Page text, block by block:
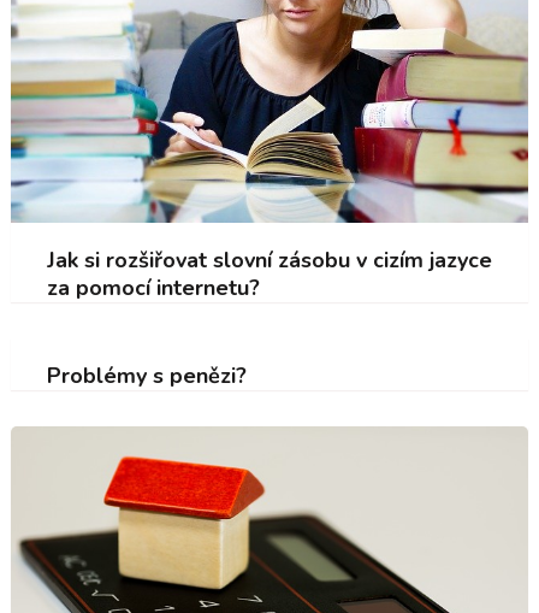
Jak si rozšiřovat slovní zásobu v cizím jazyce
za pomocí internetu?
Problémy s penězi?